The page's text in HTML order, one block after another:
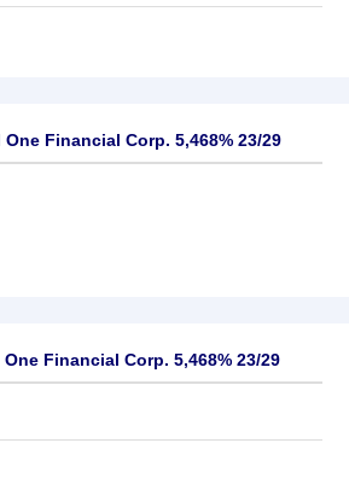
Financial Corp. 5,468% 23/29
Financial Corp. 5,468% 23/29